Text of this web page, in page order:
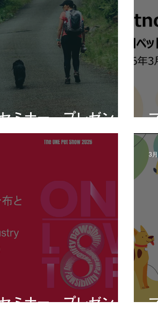
ミナー プレゼン
ミナー プレゼン
3